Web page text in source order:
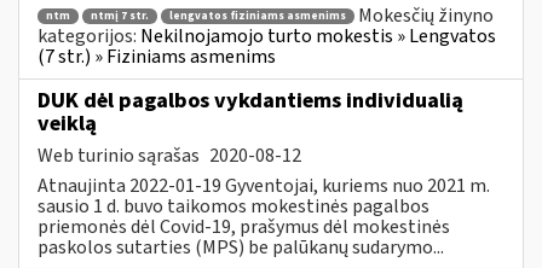
ntm ntmį 7 str. lengvatos fiziniams asmenims
Mokesčių žinyno
kategorijos: Nekilnojamojo turto mokestis » Lengvatos
(7 str.) » Fiziniams asmenims
DUK dėl pagalbos vykdantiems individualią
veiklą
Web turinio sąrašas 2020-08-12
Atnaujinta 2022-01-19 Gyventojai, kuriems nuo 2021 m.
sausio 1 d. buvo taikomos mokestinės pagalbos
priemonės dėl Covid-19, prašymus dėl mokestinės
paskolos sutarties (MPS) be palūkanų sudarymo...